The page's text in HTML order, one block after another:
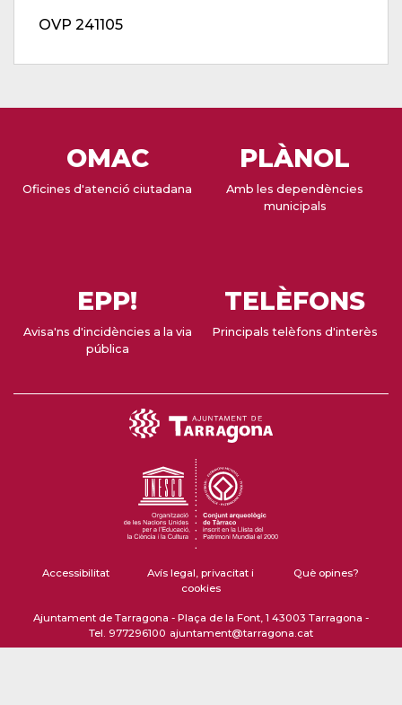
OVP 241105
OMAC
Oficines d'atenció ciutadana
PLÀNOL
Amb les dependències
municipals
EPP!
Avisa'ns d'incidències a la via
pública
TELÈFONS
Principals telèfons d'interès
Accessibilitat
Avís legal, privacitat i
cookies
Què opines?
Ajuntament de Tarragona - Plaça de la Font, 1 43003 Tarragona -
Tel. 977296100 ajuntament@tarragona.cat